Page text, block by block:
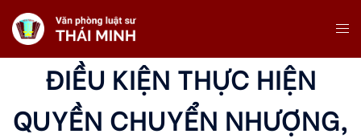
Skip
To
Content
ĐIỀU KIỆN THỰC HIỆN
QUYỀN CHUYỂN NHƯỢNG,